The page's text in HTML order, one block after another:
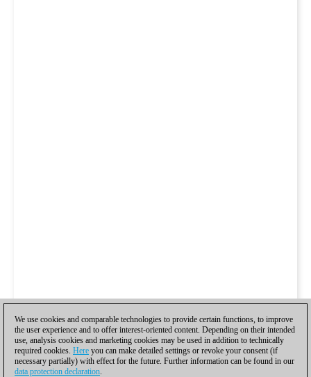
We use cookies and comparable technologies to provide certain functions, to improve
the user experience and to offer interest-oriented content. Depending on their intended
use, analysis cookies and marketing cookies may be used in addition to technically
required cookies. Here you can make detailed settings or revoke your consent (if
necessary partially) with effect for the future. Further information can be found in our
data protection declaration.